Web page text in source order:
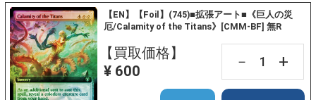
【EN】【Foil】(745)■拡張アート■《巨人の災
厄/Calamity of the Titans》[CMM-BF] 無R
【買取価格】
¥ 600
－ +